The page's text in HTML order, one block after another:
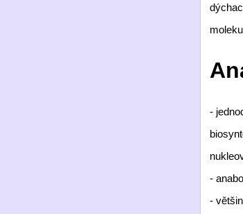
-
-
-